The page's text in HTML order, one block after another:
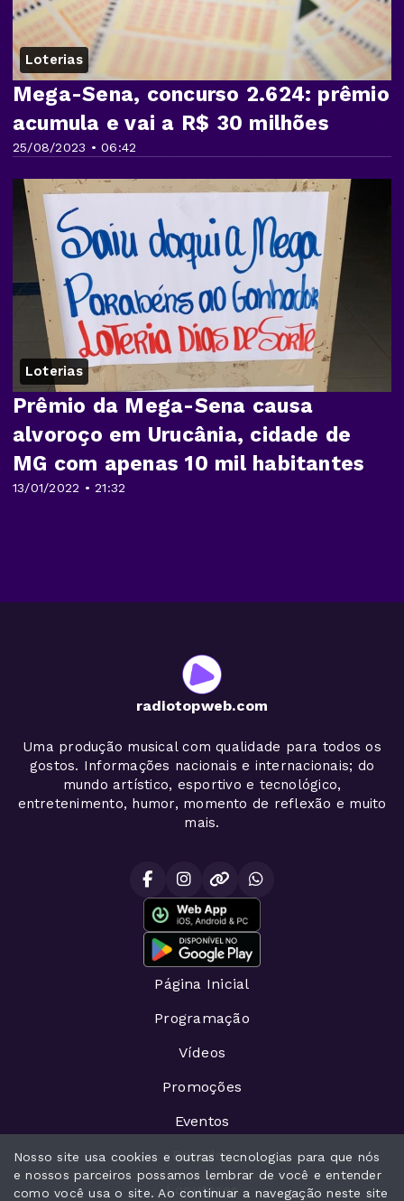
Loterias
25/08/2023 • 06:42
Mega-Sena, concurso 2.624: prêmio
acumula e vai a R$ 30 milhões
Loterias
13/01/2022 • 21:32
Prêmio da Mega-Sena causa
alvoroço em Urucânia, cidade de
MG com apenas 10 mil habitantes
radiotopweb.com
Uma produção musical com qualidade para todos os
gostos. Informações nacionais e internacionais; do
mundo artístico, esportivo e tecnológico,
entretenimento, humor, momento de reflexão e muito
mais.
Página Inicial
Programação
Vídeos
Promoções
Eventos
Recados
Locutores
Nosso site usa cookies e outras tecnologias para que nós
e nossos parceiros possamos lembrar de você e entender
como você usa o site. Ao continuar a navegação neste site